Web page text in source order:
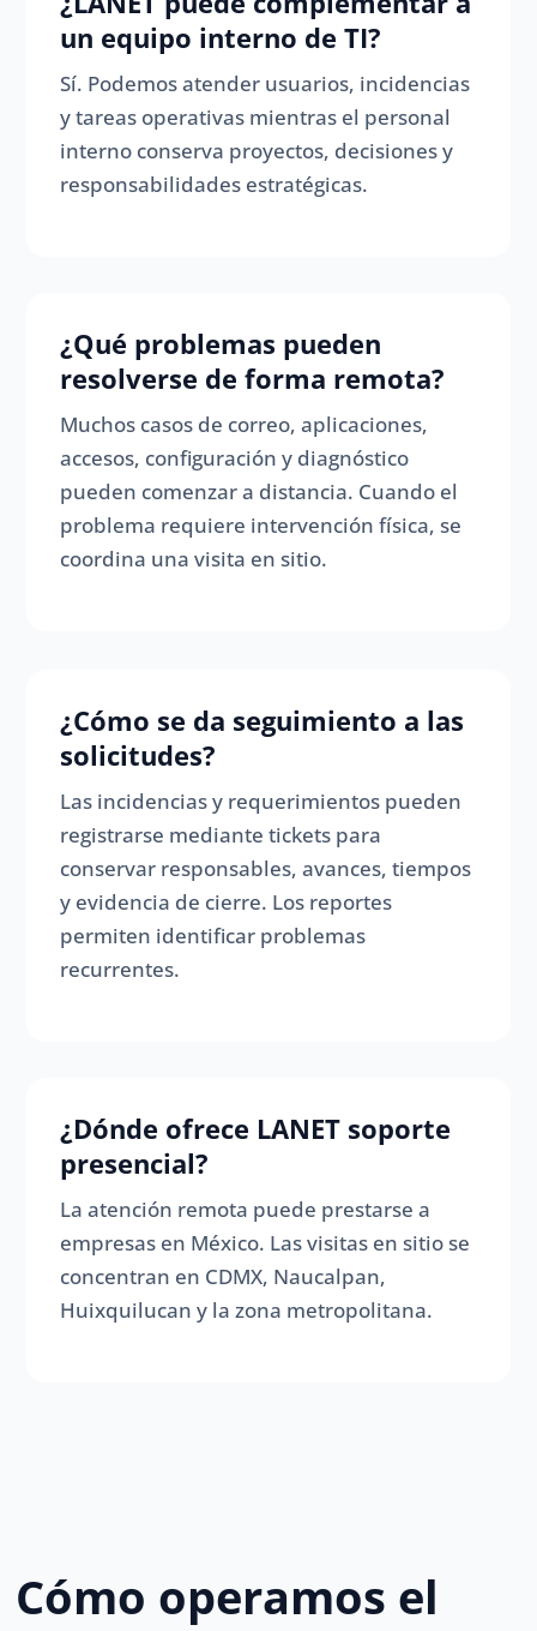
un equipo interno de TI?
Sí. Podemos atender usuarios, incidencias
y tareas operativas mientras el personal
interno conserva proyectos, decisiones y
responsabilidades estratégicas.
¿Qué problemas pueden
resolverse de forma remota?
Muchos casos de correo, aplicaciones,
accesos, configuración y diagnóstico
pueden comenzar a distancia. Cuando el
problema requiere intervención física, se
coordina una visita en sitio.
¿Cómo se da seguimiento a las
solicitudes?
Las incidencias y requerimientos pueden
registrarse mediante tickets para
conservar responsables, avances, tiempos
y evidencia de cierre. Los reportes
permiten identificar problemas
recurrentes.
¿Dónde ofrece LANET soporte
presencial?
La atención remota puede prestarse a
empresas en México. Las visitas en sitio se
concentran en CDMX, Naucalpan,
Huixquilucan y la zona metropolitana.
Cómo operamos el